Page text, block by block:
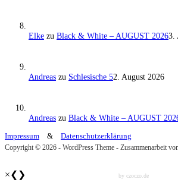
by czoczo.de
Elke zu Black & White – AUGUST 20263.
Andreas zu Schlesische 52. August 2026
Andreas zu Black & White – AUGUST
Impressum & Datenschutzerklärung
Copyright © 2026 - WordPress Theme - Zusammenarbeit
×❮ ❯